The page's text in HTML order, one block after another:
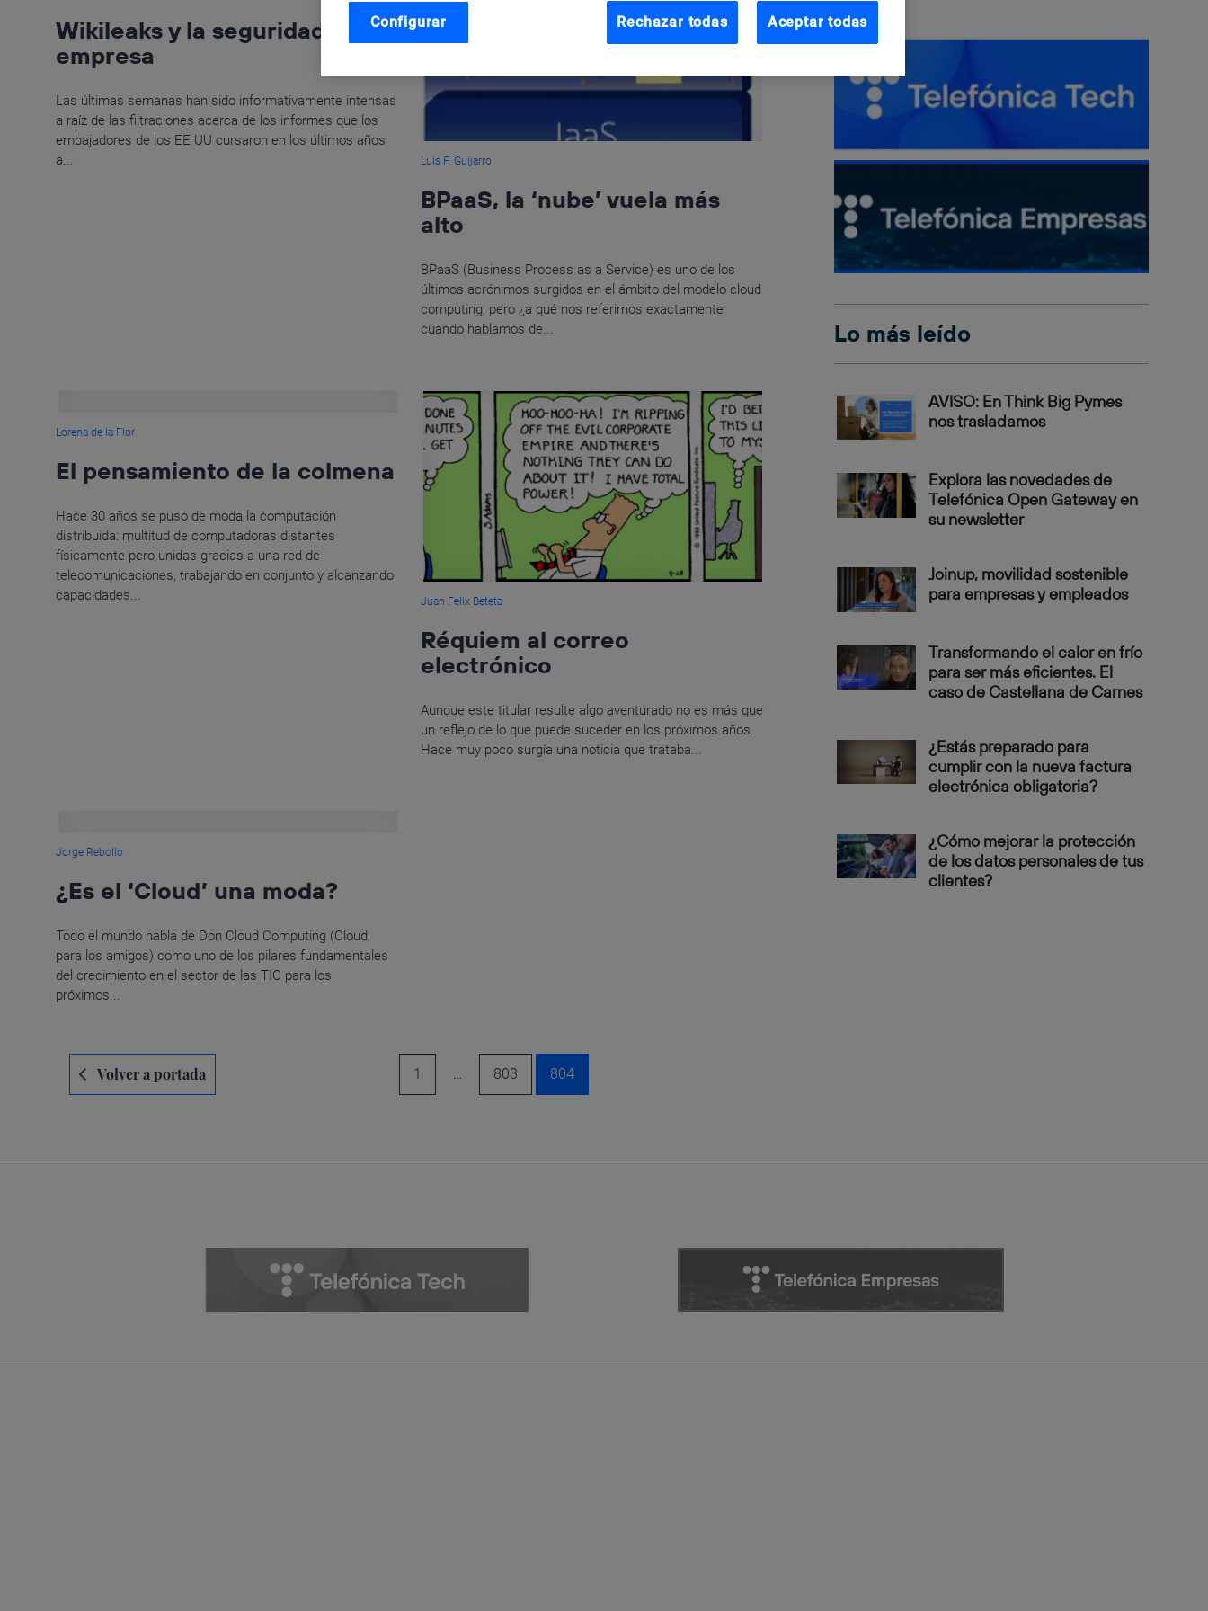
Wikileaks y la seguridad en la
empresa
Las últimas semanas han sido informativamente intensas
a raíz de las filtraciones acerca de los informes que los
embajadores de los EE UU cursaron en los últimos años
a...
Luis F. Guijarro
BPaaS, la ‘nube’ vuela más
alto
BPaaS (Business Process as a Service) es uno de los
últimos acrónimos surgidos en el ámbito del modelo cloud
computing, pero ¿a qué nos referimos exactamente
cuando hablamos de...
Lorena de la Flor
El pensamiento de la colmena
Hace 30 años se puso de moda la computación
distribuida: multitud de computadoras distantes
físicamente pero unidas gracias a una red de
telecomunicaciones, trabajando en conjunto y alcanzando
capacidades...
Juan Felix Beteta
Réquiem al correo
electrónico
Aunque este titular resulte algo aventurado no es más que
un reflejo de lo que puede suceder en los próximos años.
Hace muy poco surgía una noticia que trataba...
Jorge Rebollo
¿Es el ‘Cloud’ una moda?
Todo el mundo habla de Don Cloud Computing (Cloud,
para los amigos) como uno de los pilares fundamentales
del crecimiento en el sector de las TIC para los
próximos...
Navegación
de Volver a portada 1 … 803 804
Lo más leído
AVISO: En Think Big Pymes
nos trasladamos
Explora las novedades de
Telefónica Open Gateway en
su newsletter
Joinup, movilidad sostenible
para empresas y empleados
Transformando el calor en frío
para ser más eficientes. El
caso de Castellana de Carnes
¿Estás preparado para
cumplir con la nueva factura
electrónica obligatoria?
¿Cómo mejorar la protección
de los datos personales de tus
clientes?
Rechazar todas Aceptar todas
Configurar